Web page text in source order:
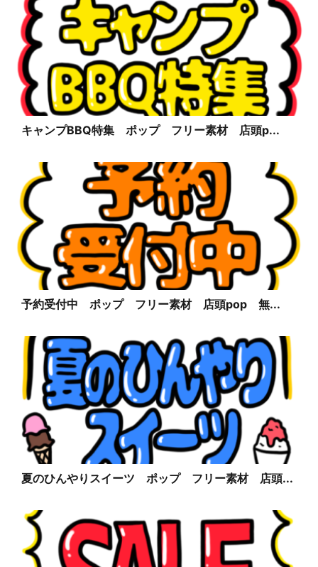
キャンプBBQ特集 ポップ フリー素材 店頭p...
予約受付中 ポップ フリー素材 店頭pop 無...
夏のひんやりスイーツ ポップ フリー素材 店頭...